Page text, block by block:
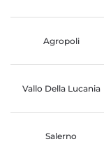
Agropoli
Vallo Della Lucania
Salerno